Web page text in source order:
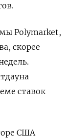
Polymarket,
скорее
ставок
США